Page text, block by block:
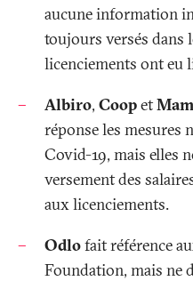
aucune information
toujours versés dans
licenciements ont eu
Albiro, Coopet
réponse les mesures
Covid-19, mais elles
versement des
aux licenciements.
Odlofait référence
Foundation, mais ne